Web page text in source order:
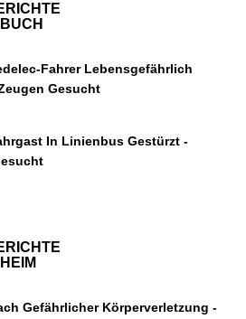
Fahrer Lebensgefährlich
Gesucht
In Linienbus Gestürzt -
Gefährlicher Körperverletzung -